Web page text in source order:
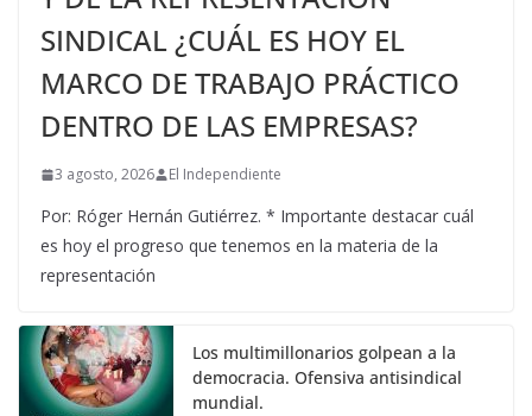
SINDICAL ¿CUÁL ES HOY EL
MARCO DE TRABAJO PRÁCTICO
DENTRO DE LAS EMPRESAS?
3 agosto, 2026 El Independiente
Por: Róger Hernán Gutiérrez. * Importante destacar cuál
es hoy el progreso que tenemos en la materia de la
representación
Los multimillonarios golpean a la
democracia. Ofensiva antisindical
mundial.